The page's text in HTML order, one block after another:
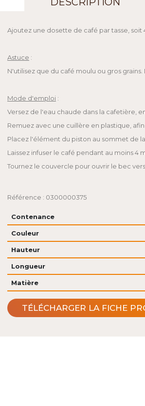
Ajoutez une dosette de café par tasse,
Astuce :
N'utilisez que du café moulu ou gros
Mode d'emploi :
Versez de l'eau chaude dans la cafetière,
Remuez avec une cuillère en plastique,
Placez l'élément du piston au sommet de
Laissez infuser le café pendant au moins
Tournez le couvercle pour ouvrir le bec
Référence : 0300000375
Contenance
Couleur
Hauteur
Longueur
Matière
TÉLÉCHARGER LA FICHE